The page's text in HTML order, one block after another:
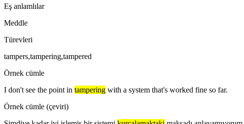
Eş anlamlılar
Meddle
Türevleri
tampers,tampering,tampered
Örnek cümle
I don't see the point in tampering with a system that's worked fine so far.
Örnek cümle (çeviri)